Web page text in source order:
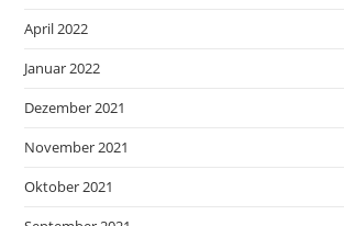
April 2022
Januar 2022
Dezember 2021
November 2021
Oktober 2021